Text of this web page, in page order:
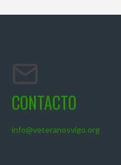
CONTACTO
info@veteranosvigo.org